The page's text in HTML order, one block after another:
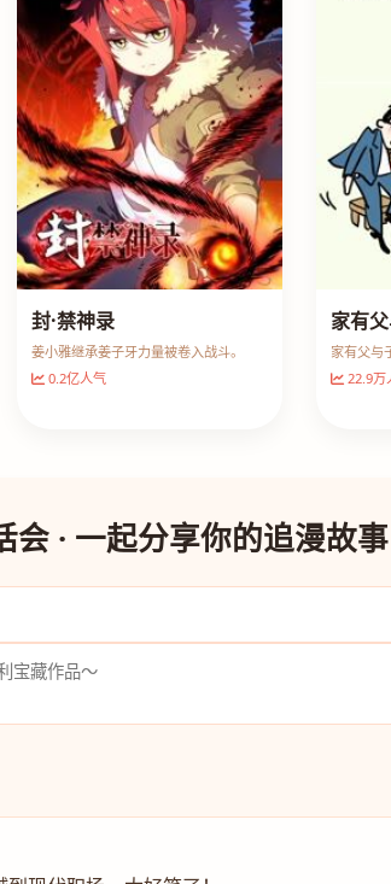
封·禁神录
姜小雅继承姜子牙力量被卷入战斗。
0.2亿人气
家有
家有父与
22.9万
会 · 一起分享你的追漫故事